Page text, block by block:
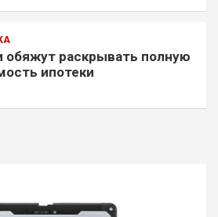
обяжут раскрывать полную
ипотеки